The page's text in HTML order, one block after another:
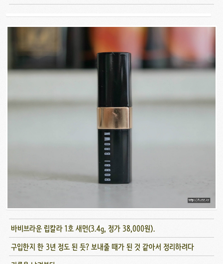
바비브라운 립칼라 1호 새먼(3.4g, 정가 38,000원).
구입한지 한 3년 정도 된 듯? 보내줄 때가 된 것 같아서 정리하려다